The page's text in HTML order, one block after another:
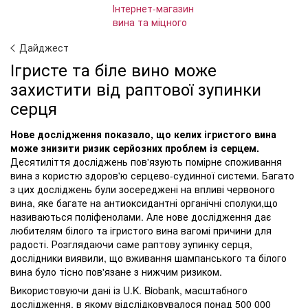
Дайджест
Ігристе та біле вино може
захистити від раптової зупинки
серця
Нове дослідження показало, що келих ігристого вина
може знизити ризик серйозних проблем із серцем.
Десятиліття досліджень пов'язують помірне споживання
вина з користю здоров'ю серцево-судинної системи. Багато
з цих досліджень були зосереджені на впливі червоного
вина, яке багате на антиоксидантні органічні сполуки,що
називаються поліфенолами. Але нове дослідження дає
любителям білого та ігристого вина вагомі причини для
радості. Розглядаючи саме раптову зупинку серця,
дослідники виявили, що вживання шампанського та білого
вина було тісно пов'язане з нижчим ризиком.
Використовуючи дані із U.K. Biobank, масштабного
дослідження, в якому відслідковувалося понад 500 000